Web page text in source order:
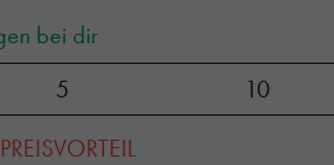
bei dir
5 10